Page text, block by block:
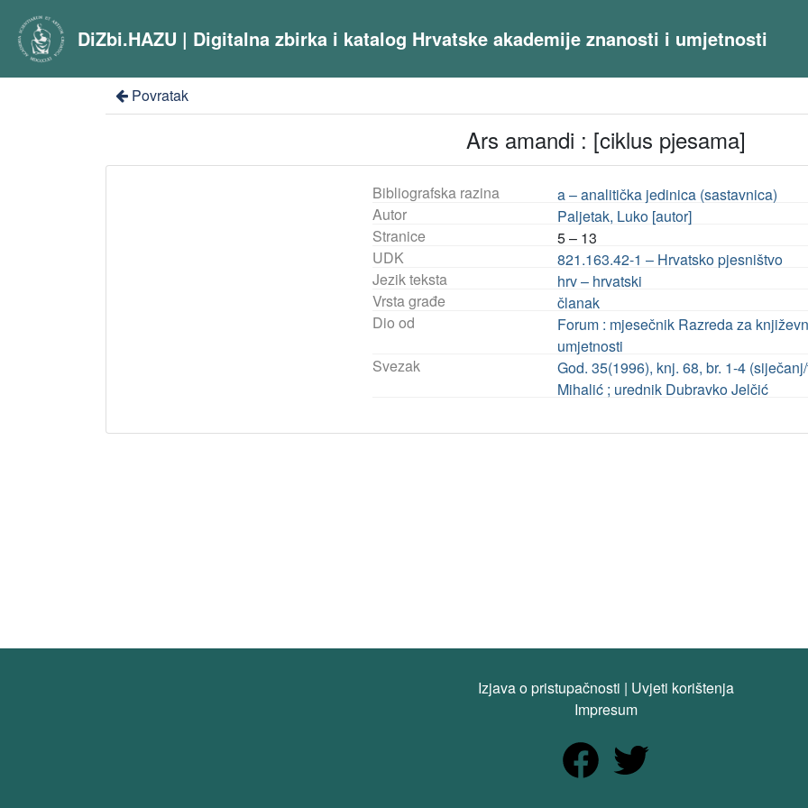
DiZbi.HAZU | Digitalna zbirka i katalog Hrvatske akademije znanosti i umjetnosti
Povratak
Ars amandi : [ciklus pjesama]
Bibliografska razina
a – analitička jedinica (sastavnica)
Autor
Paljetak, Luko [autor]
Stranice
5 – 13
UDK
821.163.42-1 – Hrvatsko pjesništvo
Jezik teksta
hrv – hrvatski
Vrsta građe
članak
Dio od
Forum : mjesečnik Razreda za
umjetnosti
Svezak
God. 35(1996), knj. 68, br. 1-4
Mihalić ; urednik Dubravko Jelčić
Izjava o pristupačnosti | Uvjeti korištenja
Impresum